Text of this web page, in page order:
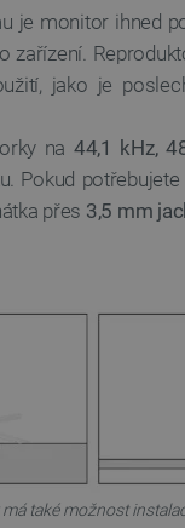
je monitor ihned
zařízení.
jako je
na 44,1 kHz,
Pokud
přes 3,5 mm
také možnost
soulad se
kategorie souborů
PHP. Toto je univerzální
uživatelů. Obvykle se
být specifické pro
stavu uživatele
což zajišťuje více
účet, který je
roli při umožnění
a správou účtů.
Popis